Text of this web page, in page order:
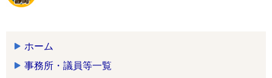
ホーム
事務所・議員等一覧